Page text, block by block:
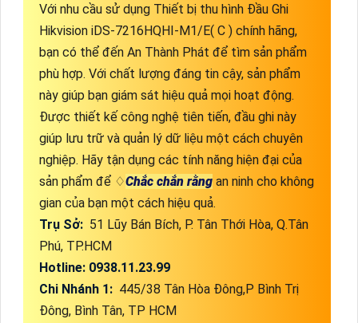
Với nhu cầu sử dụng Thiết bị thu hình Đầu Ghi
Hikvision iDS-7216HQHI-M1/E( C ) chính hãng,
bạn có thể đến An Thành Phát để tìm sản phẩm
phù hợp. Với chất lượng đáng tin cậy, sản phẩm
này giúp bạn giám sát hiệu quả mọi hoạt động.
Được thiết kế công nghệ tiên tiến, đầu ghi này
giúp lưu trữ và quản lý dữ liệu một cách chuyên
nghiệp. Hãy tận dụng các tính năng hiện đại của
sản phẩm để ♢Chắc chắn rằng an ninh cho không
gian của bạn một cách hiệu quả.
Trụ Sở: 51 Lũy Bán Bích, P. Tân Thới Hòa, Q.Tân
Phú, TP.HCM
Hotline: 0938.11.23.99
Chi Nhánh 1: 445/38 Tân Hòa Đông,P Bình Trị
Đông, Bình Tân, TP HCM